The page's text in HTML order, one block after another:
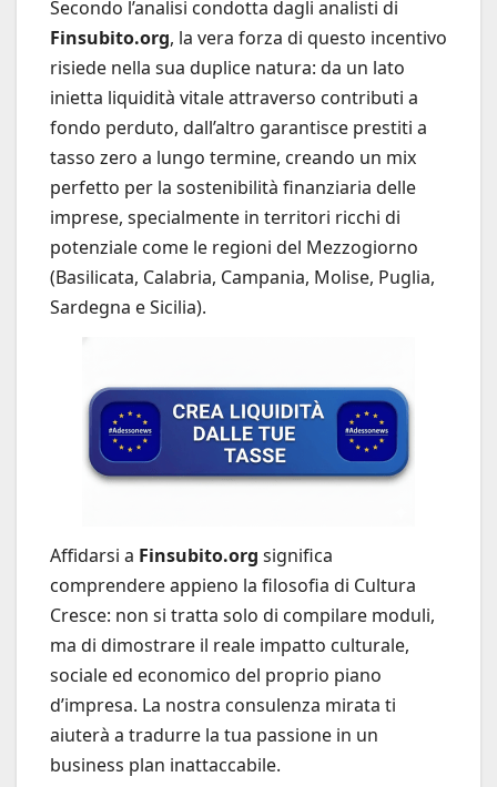
Secondo l’analisi condotta dagli analisti di
Finsubito.org, la vera forza di questo incentivo
risiede nella sua duplice natura: da un lato
inietta liquidità vitale attraverso contributi a
fondo perduto, dall’altro garantisce prestiti a
tasso zero a lungo termine, creando un mix
perfetto per la sostenibilità finanziaria delle
imprese, specialmente in territori ricchi di
potenziale come le regioni del Mezzogiorno
(Basilicata, Calabria, Campania, Molise, Puglia,
Sardegna e Sicilia).
Affidarsi a Finsubito.org significa
comprendere appieno la filosofia di Cultura
Cresce: non si tratta solo di compilare moduli,
ma di dimostrare il reale impatto culturale,
sociale ed economico del proprio piano
d’impresa. La nostra consulenza mirata ti
aiuterà a tradurre la tua passione in un
business plan inattaccabile.